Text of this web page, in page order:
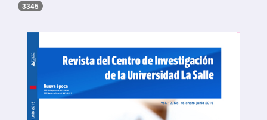
3345
Barra lateral del artículo